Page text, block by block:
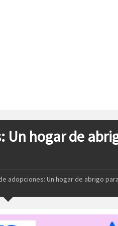
Un hogar de
adopciones: Un hogar de abrigo